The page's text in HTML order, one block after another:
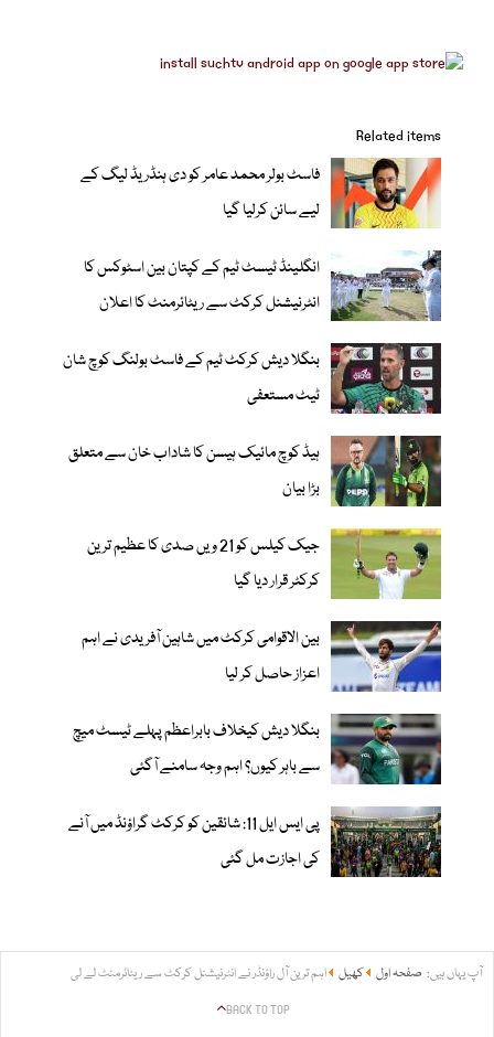
Related items
فاسٹ بولر محمد عامر کو دی ہنڈریڈ لیگ کے
لیے سائن کرلیا گیا
انگلینڈ ٹیسٹ ٹیم کے کپتان بین اسٹوکس کا
انٹرنیشنل کرکٹ سے ریٹائرمنٹ کا اعلان
بنگلا دیش کرکٹ ٹیم کے فاسٹ بولنگ کوچ شان
ٹیٹ مستعفی
ہیڈ کوچ مائیک ہیسن کا شاداب خان سے متعلق
بڑا بیان
جیک کیلس کو 21 ویں صدی کا عظیم ترین
کرکٹر قرار دیا گیا
بین الاقوامی کرکٹ میں شاہین آفریدی نے اہم
اعزاز حاصل کر لیا
بنگلا دیش کیخلاف بابراعظم پہلے ٹیسٹ میچ
سے باہر کیوں؟ اہم وجہ سامنے آگئی
پی ایس ایل 11: شائقین کو کرکٹ گراؤنڈ میں آنے
کی اجازت مل گئی
آپ یہاں ہیں: صفحہ اول کھیل اہم ترین آل راؤنڈر نے انٹرنیشنل کرکٹ سے ریٹائرمنٹ لے لی
BACK TO TOP